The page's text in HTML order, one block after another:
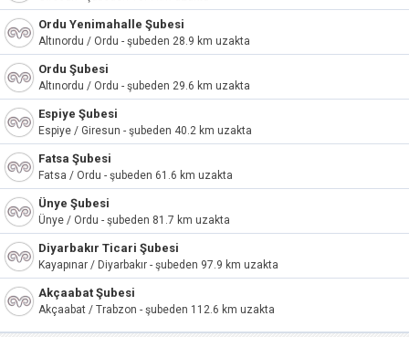
Ordu Yenimahalle Şubesi
Altınordu / Ordu - şubeden 28.9 km uzakta
Ordu Şubesi
Altınordu / Ordu - şubeden 29.6 km uzakta
Espiye Şubesi
Espiye / Giresun - şubeden 40.2 km uzakta
Fatsa Şubesi
Fatsa / Ordu - şubeden 61.6 km uzakta
Ünye Şubesi
Ünye / Ordu - şubeden 81.7 km uzakta
Diyarbakır Ticari Şubesi
Kayapınar / Diyarbakır - şubeden 97.9 km uzakta
Akçaabat Şubesi
Akçaabat / Trabzon - şubeden 112.6 km uzakta